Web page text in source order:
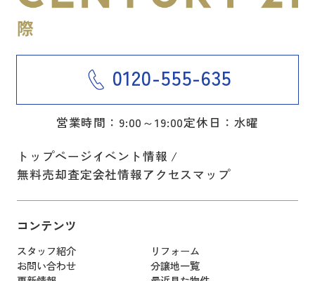
0120-555-635
営業時間：9:00～19:00定休日：水曜
トップページイベント情報
無料売却査定会社情報アクセスマップ
コンテンツ
スタッフ紹介
リフォーム
お問い合わせ
分譲地一覧